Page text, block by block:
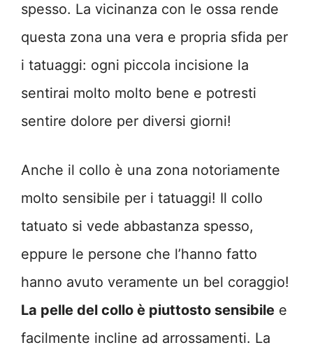
spesso. La vicinanza con le ossa rende
questa zona una vera e propria sfida per
i tatuaggi: ogni piccola incisione la
sentirai molto molto bene e potresti
sentire dolore per diversi giorni!
Anche il collo è una zona notoriamente
molto sensibile per i tatuaggi! Il collo
tatuato si vede abbastanza spesso,
eppure le persone che l’hanno fatto
hanno avuto veramente un bel coraggio!
La pelle del collo è piuttosto sensibile e
facilmente incline ad arrossamenti. La